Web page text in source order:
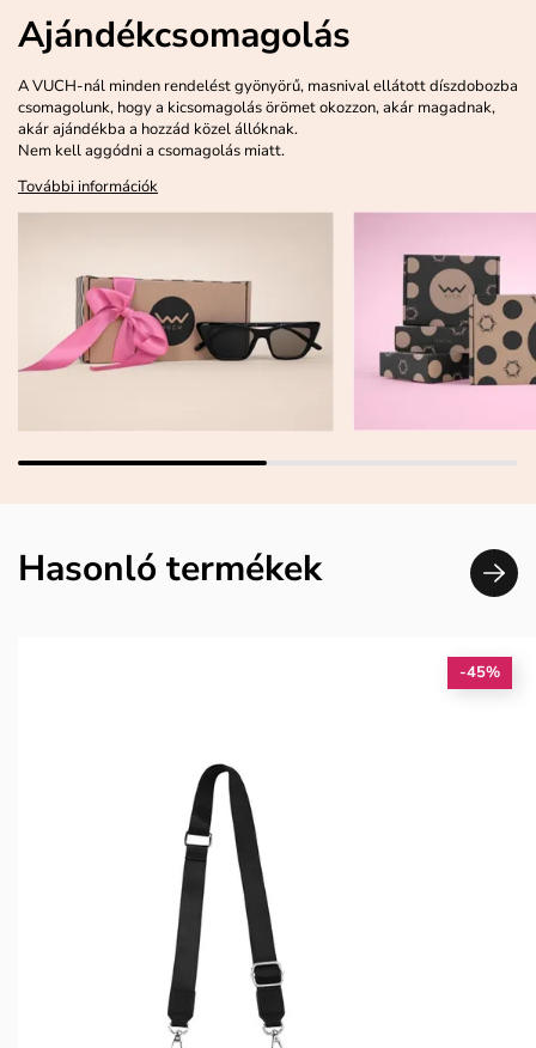
Ajándékcsomagolás
A VUCH-nál minden rendelést gyönyörű, masnival ellátott díszdobozba
csomagolunk, hogy a kicsomagolás örömet okozzon, akár magadnak,
akár ajándékba a hozzád közel állóknak.
Nem kell aggódni a csomagolás miatt.
További információk
Hasonló termékek
-45%